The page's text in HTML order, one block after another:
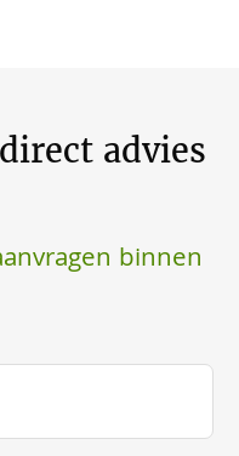
advies
binnen